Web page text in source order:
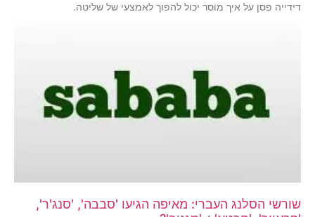
דידייה פסן על איך מוסר יכול להפוך לאמצעי של שליטה.
שורשי הסלנג העברי: מאיפה הגיעו 'סבבה', 'סנג'ר',